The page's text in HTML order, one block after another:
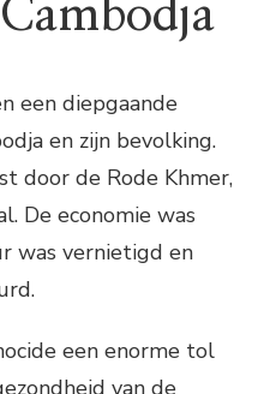
een diepgaande
en zijn bevolking.
door de Rode Khmer,
De economie was
was vernietigd en
een enorme tol
van de